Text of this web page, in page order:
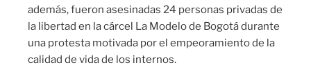
además, fueron asesinadas 24 personas privadas de
la libertad en la cárcel La Modelo de Bogotá durante
una protesta motivada por el empeoramiento de la
calidad de vida de los internos.